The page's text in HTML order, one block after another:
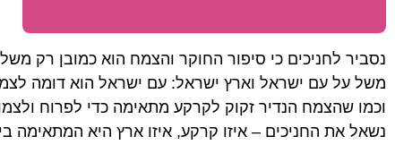
נסביר לחניכים כי סיפור החוקר והצמח הוא כמובן רק
משל על עם ישראל וארץ ישראל: עם ישראל הוא דומה
וכמו שהצמח הנדיר זקוק לקרקע מתאימה כדי לפרוח
נשאל את החניכים – איזו קרקע, איזו ארץ היא המתאימה